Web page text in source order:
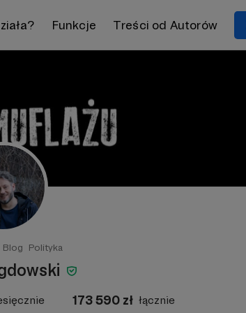
Funkcje Treści od Autorów
Blog Polityka
173 590 zł łącznie